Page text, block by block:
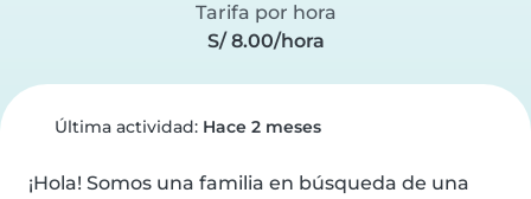
Tarifa por hora
S/ 8.00/hora
Última actividad: Hace 2 meses
¡Hola! Somos una familia en búsqueda de una